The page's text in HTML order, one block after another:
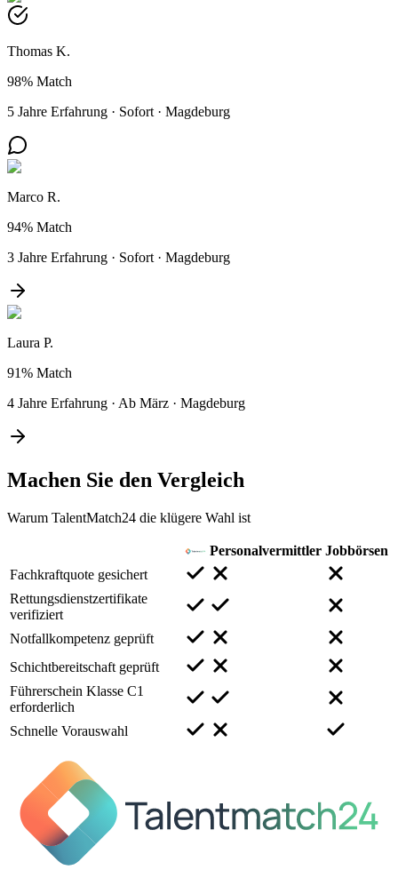
Thomas K.
98% Match
5 Jahre Erfahrung · Sofort · Magdeburg
Marco R.
94% Match
3 Jahre Erfahrung · Sofort · Magdeburg
Laura P.
91% Match
4 Jahre Erfahrung · Ab März · Magdeburg
Machen Sie den Vergleich
Warum TalentMatch24 die klügere Wahl ist
Personalvermittler Jobbörsen
Fachkraftquote gesichert
Rettungsdienstzertifikate
verifiziert
Notfallkompetenz geprüft
Schichtbereitschaft geprüft
Führerschein Klasse C1
erforderlich
Schnelle Vorauswahl